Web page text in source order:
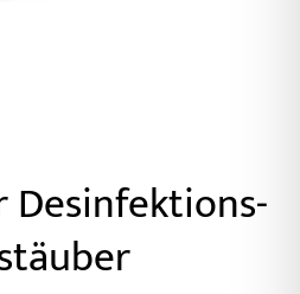
Desinfektions-